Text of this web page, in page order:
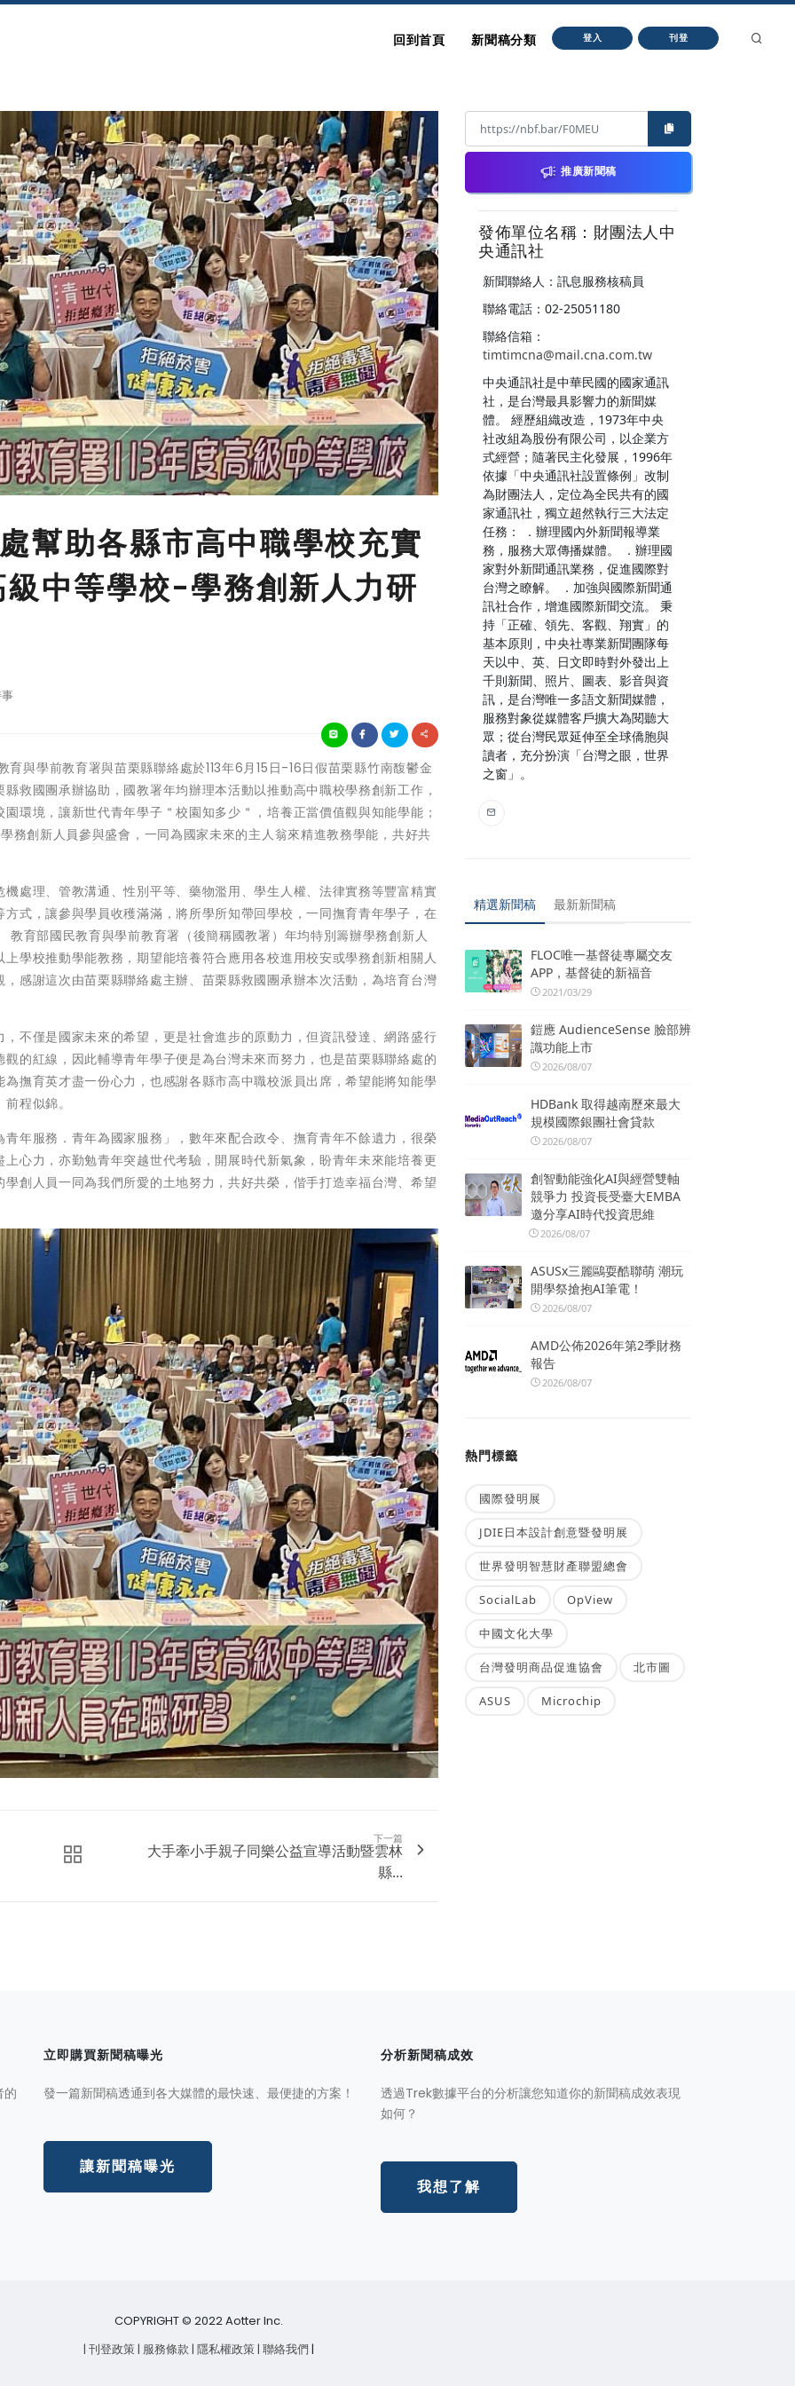
回到首頁 新聞稿分類 登入 刊登
幫助各縣市高中職學校充實
中等學校-學務創新人力研
與學前教育署與苗栗縣聯絡處於113年6月15日-16日假苗栗縣竹南馥鬱金
救國團承辦協助，國教署年均辦理本活動以推動高中職校學務創新工作，
環境，讓新世代青年學子＂校園知多少＂，培養正當價值觀與知能學能；
務創新人員參與盛會，一同為國家未來的主人翁來精進教務學能，共好共
處理、管教溝通、性別平等、藥物濫用、學生人權、法律實務等豐富精實
式，讓參與學員收穫滿滿，將所學所知帶回學校，一同撫育青年學子，在
育部國民教育與學前教育署（後簡稱國教署）年均特別籌辦學務創新人
學校推動學能教務，期望能培養符合應用各校進用校安或學務創新相關人
感謝這次由苗栗縣聯絡處主辦、苗栗縣救國團承辦本次活動，為培育台灣
不僅是國家未來的希望，更是社會進步的原動力，但資訊發達、網路盛行
的紅線，因此輔導青年學子便是為台灣未來而努力，也是苗栗縣聯絡處的
撫育英才盡一份心力，也感謝各縣市高中職校派員出席，希望能將知能學
程似錦。
年服務．青年為國家服務」，數年來配合政令、撫育青年不餘遺力，很榮
心力，亦勤勉青年突越世代考驗，開展時代新氣象，盼青年未來能培養更
創人員一同為我們所愛的土地努力，共好共榮，偕手打造幸福台灣、希望
下一篇
大手牽小手親子同樂公益宣導活動暨雲林
縣...
推廣新聞稿
發佈單位名稱：財團法人中
央通訊社
新聞聯絡人：訊息服務核稿員
聯絡電話：02-25051180
聯絡信箱：
timtimcna@mail.cna.com.tw
中央通訊社是中華民國的國家通訊
社，是台灣最具影響力的新聞媒
體。 經歷組織改造，1973年中央
社改組為股份有限公司，以企業方
式經營；隨著民主化發展，1996年
依據「中央通訊社設置條例」改制
為財團法人，定位為全民共有的國
家通訊社，獨立超然執行三大法定
任務： ．辦理國內外新聞報導業
務，服務大眾傳播媒體。 ．辦理國
家對外新聞通訊業務，促進國際對
台灣之瞭解。 ．加強與國際新聞通
訊社合作，增進國際新聞交流。 秉
持「正確、領先、客觀、翔實」的
基本原則，中央社專業新聞團隊每
天以中、英、日文即時對外發出上
千則新聞、照片、圖表、影音與資
訊，是台灣唯一多語文新聞媒體，
服務對象從媒體客戶擴大為閱聽大
眾；從台灣民眾延伸至全球僑胞與
讀者，充分扮演「台灣之眼，世界
之窗」。
精選新聞稿 最新新聞稿
FLOC唯一基督徒專屬交友
APP，基督徒的新福音
2021/03/29
鎧應 AudienceSense 臉部辨
識功能上市
2026/08/07
HDBank 取得越南歷來最大
規模國際銀團社會貸款
2026/08/07
創智動能強化AI與經營雙軸
競爭力 投資長受臺大EMBA
邀分享AI時代投資思維
2026/08/07
ASUSx三麗鷗耍酷聯萌 潮玩
開學祭搶抱AI筆電！
2026/08/07
AMD公佈2026年第2季財務
報告
2026/08/07
熱門標籤
國際發明展
JDIE日本設計創意暨發明展
世界發明智慧財產聯盟總會
SocialLab OpView
中國文化大學
台灣發明商品促進協會 北市圖
ASUS Microchip
的
立即購買新聞稿曝光
發一篇新聞稿透通到各大媒體的最快速、最便捷的方案！
讓新聞稿曝光
分析新聞稿成效
透過Trek數據平台的分析讓您知道你的新聞稿成效表現
如何？
我想了解
COPYRIGHT © 2022 Aotter Inc.
| 刊登政策 | 服務條款 | 隱私權政策 | 聯絡我們 |